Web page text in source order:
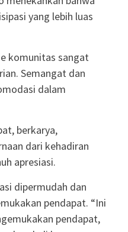
yang lebih luas
komunitas sangat
Semangat dan
dalam
berkarya,
dari kehadiran
apresiasi.
dipermudah dan
pendapat. “Ini
pendapat,